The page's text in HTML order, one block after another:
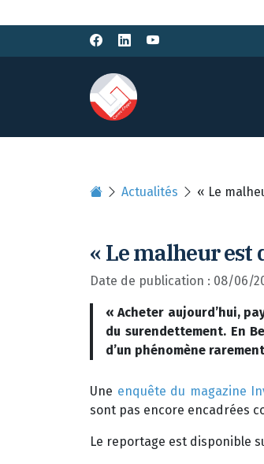
Actualités « Le
« Le malheur est
Date de publication : 08/06/
« Acheter aujourd’hui,
du surendettement. En
d’un phénomène
Une enquête du magazine
sont pas encore encadrées
Le reportage est disponible